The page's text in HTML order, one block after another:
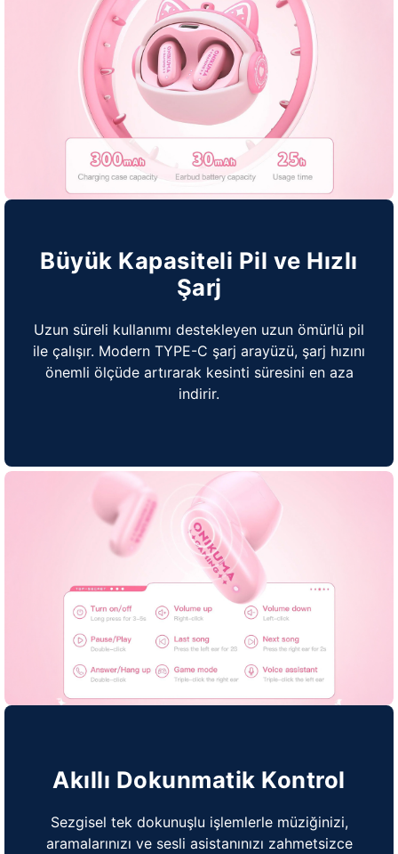
Büyük Kapasiteli Pil ve Hızlı
Şarj
Uzun süreli kullanımı destekleyen uzun ömürlü pil
ile çalışır. Modern TYPE-C şarj arayüzü, şarj hızını
önemli ölçüde artırarak kesinti süresini en aza
indirir.
Akıllı Dokunmatik Kontrol
Sezgisel tek dokunuşlu işlemlerle müziğinizi,
aramalarınızı ve sesli asistanınızı zahmetsizce